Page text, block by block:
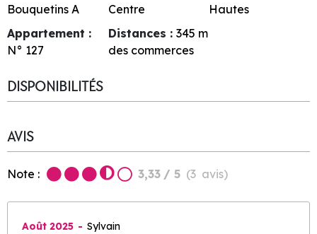
Bouquetins A
Centre
Hautes
Appartement :
N° 127
Distances : 345 m
des commerces
DISPONIBILITÉS
AVIS
Note : 3,33 / 5 (3 avis)
Août 2025 Sylvain